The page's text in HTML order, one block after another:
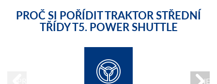
PROČ SI POŘÍDIT TRAKTOR STŘEDNÍ
TŘÍDY T5. POWER SHUTTLE